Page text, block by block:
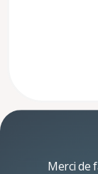
Merci de